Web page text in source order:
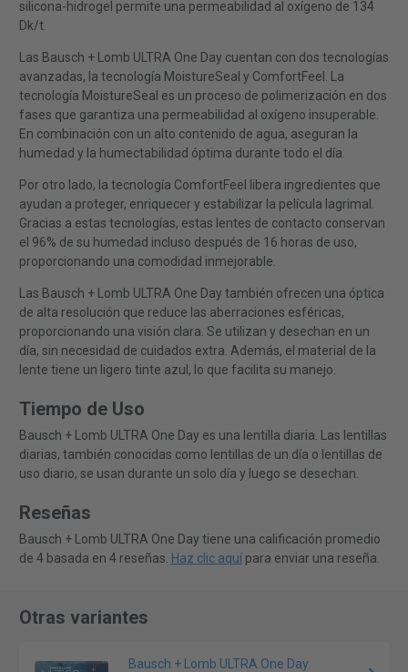
silicona-hidrogel permite una permeabilidad al oxígeno de 134
Dk/t.
Las Bausch + Lomb ULTRA One Day cuentan con dos tecnologías
avanzadas, la tecnología MoistureSeal y ComfortFeel. La
tecnología MoistureSeal es un proceso de polimerización en dos
fases que garantiza una permeabilidad al oxígeno insuperable.
En combinación con un alto contenido de agua, aseguran la
humedad y la humectabilidad óptima durante todo el día.
Por otro lado, la tecnología ComfortFeel libera ingredientes que
ayudan a proteger, enriquecer y estabilizar la película lagrimal.
Gracias a estas tecnologías, estas lentes de contacto conservan
el 96% de su humedad incluso después de 16 horas de uso,
proporcionando una comodidad inmejorable.
Las Bausch + Lomb ULTRA One Day también ofrecen una óptica
de alta resolución que reduce las aberraciones esféricas,
proporcionando una visión clara. Se utilizan y desechan en un
día, sin necesidad de cuidados extra. Además, el material de la
lente tiene un ligero tinte azul, lo que facilita su manejo.
Tiempo de Uso
Bausch + Lomb ULTRA One Day es una lentilla diaria. Las lentillas
diarias, también conocidas como lentillas de un día o lentillas de
uso diario, se usan durante un solo día y luego se desechan.
Reseñas
Bausch + Lomb ULTRA One Day tiene una calificación promedio
de 4 basada en 4 reseñas. Haz clic aquípara enviar una reseña.
Otras variantes
Bausch + Lomb ULTRA One Day